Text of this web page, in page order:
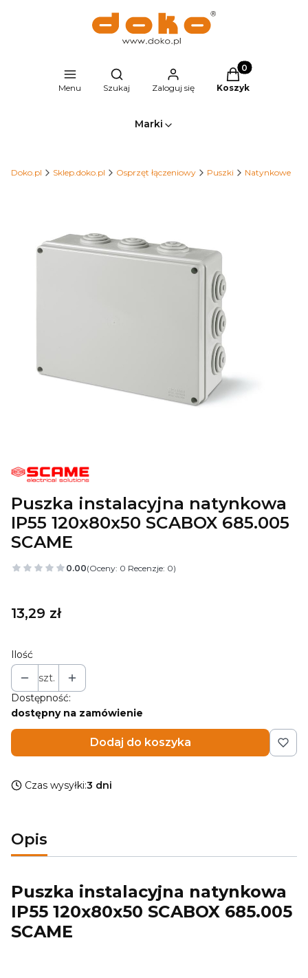
Menu
Otwórz wyszukiwarkę
Szukaj Zaloguj się
Produkty w
Koszyk
Marki
Doko.pl Sklep.doko.pl Osprzęt łączeniowy Puszki Natynkowe
Puszka instalacyjna natynkowa
IP55 120x80x50 SCABOX 685.005
SCAME
0.00(Oceny: 0 Recenzje: 0)
Cena
13,29 zł
Ilość
szt.
Dostępność:
dostępny na zamówienie
Dodaj do koszyka
Czas wysyłki:3 dni
Opis
Puszka instalacyjna natynkowa
IP55 120x80x50 SCABOX 685.005
SCAME